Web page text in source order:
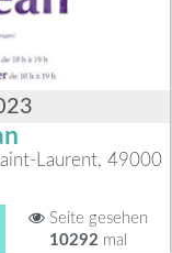
Laurent, 49000
Seite gesehen
10292 mal